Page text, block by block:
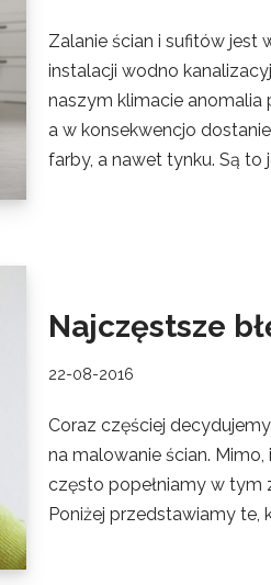
Zalanie ścian i sufitów jest
instalacji wodno
naszym klimacie anomalia
a w konsekwencjo
farby, a nawet tynku. Są
Najczęstsze
22-08-2016
Coraz częściej
na malowanie ścian.
często popełniamy w tym
Poniżej przedstawiamy te,